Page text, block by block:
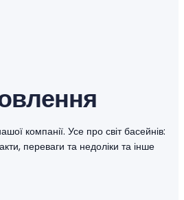
компанії. Усе про світ басейнів:
переваги та недоліки та інше